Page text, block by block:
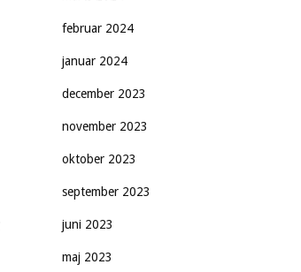
februar 2024
januar 2024
december 2023
november 2023
oktober 2023
september 2023
juni 2023
maj 2023